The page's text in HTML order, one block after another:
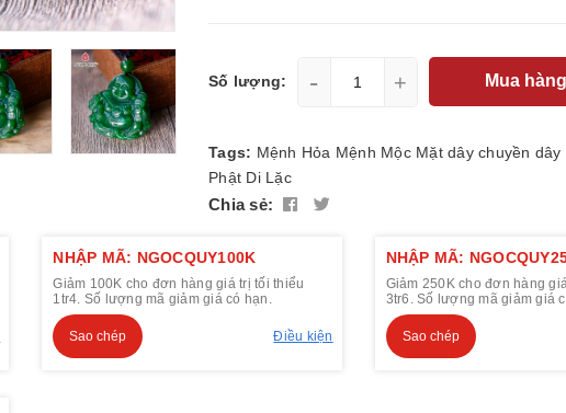
Số lượng: - + Mua hàng
Tags: Mệnh Hỏa Mệnh Mộc Mặt dây chuyền dây
Phật Di Lặc
Chia sẻ:
NHẬP MÃ: NGOCQUY100K
Giảm 100K cho đơn hàng giá trị tối thiểu
1tr4. Số lượng mã giảm giá có hạn.
Sao chép Điều kiện
NHẬP MÃ:
Giảm 250K cho đơn hàng
3tr6. Số lượng mã giảm giá
Sao chép